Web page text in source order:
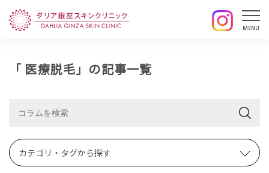
「 医療脱毛」の記事一覧
カテゴリ・タグから探す